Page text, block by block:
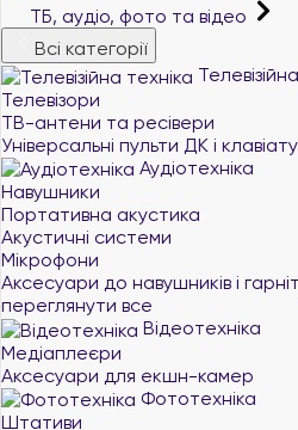
ТБ, аудіо, фото та відео
Всі категорії
Телевізори
ТВ-антени та ресівери
Універсальні пульти ДК і
Аудіотехніка
Навушники
Портативна акустика
Акустичні системи
Мікрофони
Аксесуари до навушників і
переглянути все
Відеотехніка
Медіаплеєри
Аксесуари для екшн-камер
Фототехніка
Штативи